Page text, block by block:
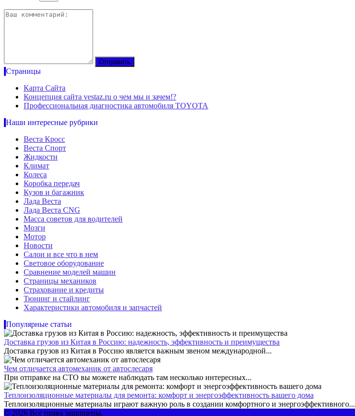
Страницы
Карта Сайта
Концепция сайта vestaz.ru о чем мы и зачем!?
Профессиональная диагностика автомобиля TOYOTA
Наши интересные рубрики
Веста Кросс
Веста Спорт
Жидкости
Климат
Колеса
Коробка передач
Кузов и багажник
Лада Веста
Лада Веста CNG
Масса советов для водителей
Мозги
Мотор
Новости
Салон и все что в нем
Световое оборудование
Сравнение моделей машин
Страницы механиков
Страхование и кредиты
Тюнинг и стайлинг
Характеристики автомобиля и запчастей
Популярные статьи
Доставка грузов из Китая в Россию: надежность, эффективность и преимущества
Доставка грузов из Китая в Россию является важным звеном международной...
Чем отличается автомеханик от автослесаря
При отправке на СТО вы можете наблюдать там несколько интересных...
Теплоизоляционные материалы для ремонта: комфорт и энергоэффективность вашего дома
Теплоизоляционные материалы играют важную роль в создании комфортного и энергоэффективного...
© 2026 Все права защищены.